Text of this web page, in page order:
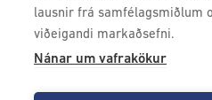
lausnir frá samfélagsmiðlum
viðeigandi markaðsefni.
Nánar um vafrakökur
VERTU MEÐ
Fáðu forskot á dagskrána